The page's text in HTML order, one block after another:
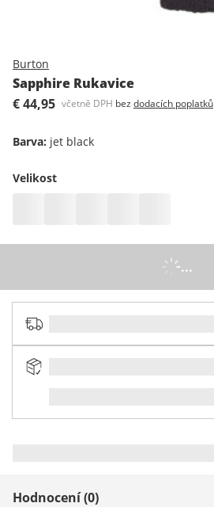
Burton
Sapphire Rukavice
€ 44,95 včetně DPH bez dodacích poplatků
Barva: jet black
Velikost
...
Hodnocení (0)